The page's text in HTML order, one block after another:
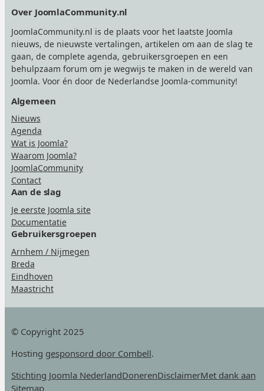
Over JoomlaCommunity.nl
JoomlaCommunity.nl is de plaats voor het laatste Joomla
nieuws, de nieuwste vertalingen, artikelen om aan de slag te
gaan, de complete agenda, gebruikersgroepen en een
behulpzaam forum om je wegwijs te maken in de wereld van
Joomla. Voor én door de Nederlandse Joomla-community!
Algemeen
Nieuws
Agenda
Wat is Joomla?
Waarom Joomla?
JoomlaCommunity
Contact
Aan de slag
Je eerste Joomla site
Documentatie
Gebruikersgroepen
Arnhem / Nijmegen
Breda
Eindhoven
Maastricht
© Copyright 2025
Hosting gesponsord door Combell.
Stichting Joomla NederlandDonerenDisclaimerMet dank aan
Sitemap